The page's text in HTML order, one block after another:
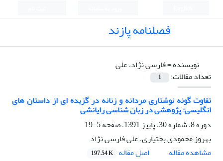
فصلنامه پازند
نویسنده =فارسی نژاد، علی
تعداد مقالات:
1
تفاوت گونه نوشتاری مردانه و زنانه در گزیده ای از داستان های
انگلیسی: پژوهشی در زبان شناسی رایانشی
دوره 8، شماره 30، پاییز 1391، صفحه
5-19
بهروز محمودی بختیاری، علی فارسی نژاد
مشاهده مقاله
اصل مقاله 197.54 K